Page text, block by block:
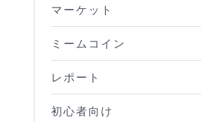
マーケット
ミームコイン
レポート
初心者向け